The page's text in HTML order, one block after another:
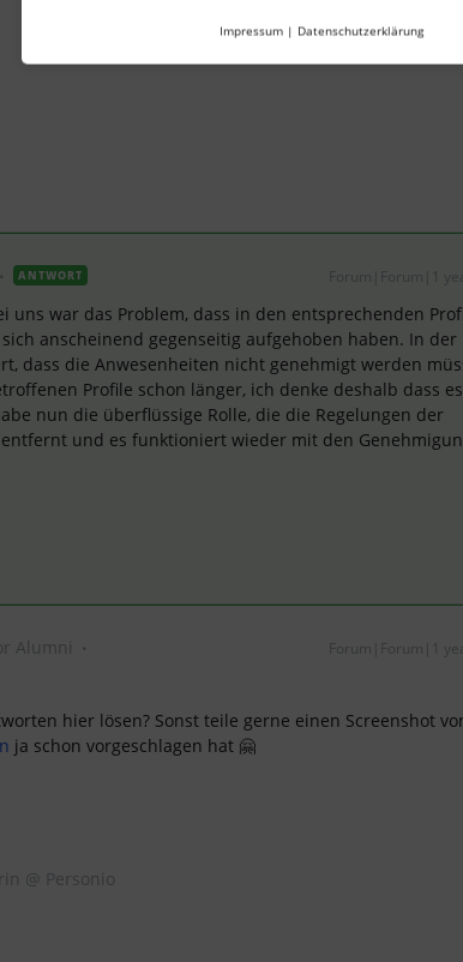
ANTWORT
uns war das Problem, dass in den entsprechenden
anscheinend gegenseitig aufgehoben haben. In der
dass die Anwesenheiten nicht genehmigt werden
Profile schon länger, ich denke deshalb dass
nun die überflüssige Rolle, die die Regelungen der
und es funktioniert wieder mit den
Alumni Forum|Forum|1
hier lösen? Sonst teile gerne einen Screenshot
ja schon vorgeschlagen hat 🤗
@ Personio
Impressum | Datenschutzerklärung